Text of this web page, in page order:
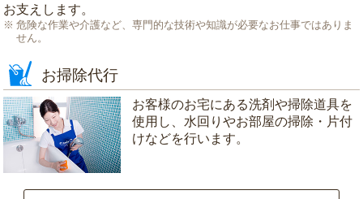
お支えします。
危険な作業や介護など、専門的な技術や知識が必要なお仕事ではありま
せん。
お掃除代行
お客様のお宅にある洗剤や掃除道具を
使用し、水回りやお部屋の掃除・片付
けなどを行います。